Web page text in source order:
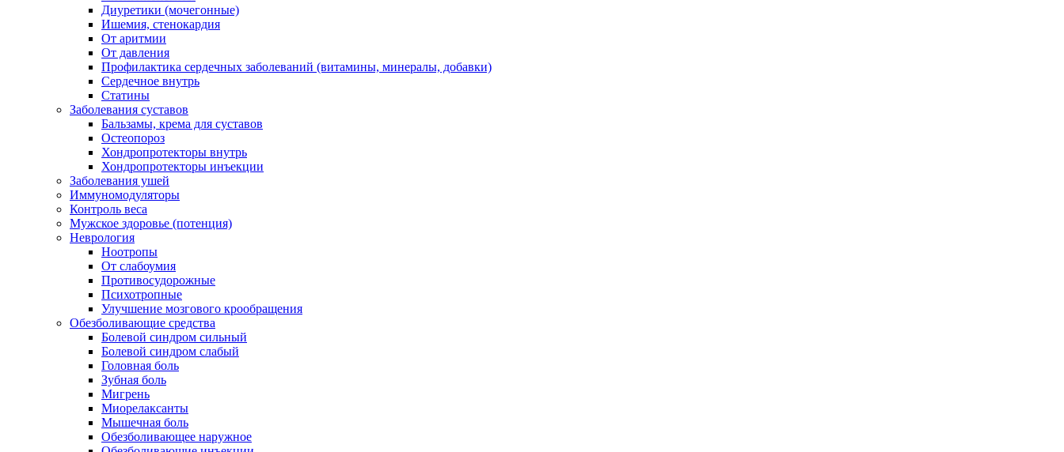
Диуретики (мочегонные)
Ишемия, стенокардия
От аритмии
От давления
Профилактика сердечных заболеваний (витамины, минералы, добавки)
Сердечное внутрь
Статины
Заболевания суставов
Бальзамы, крема для суставов
Остеопороз
Хондропротекторы внутрь
Хондропротекторы инъекции
Заболевания ушей
Иммуномодуляторы
Контроль веса
Мужское здоровье (потенция)
Неврология
Ноотропы
От слабоумия
Противосудорожные
Психотропные
Улучшение мозгового крообращения
Обезболивающие средства
Болевой синдром сильный
Болевой синдром слабый
Головная боль
Зубная боль
Мигрень
Миорелаксанты
Мышечная боль
Обезболивающее наружное